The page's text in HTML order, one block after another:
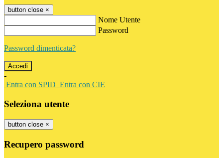
button close ×
Nome Utente
Password
Password dimenticata?
-
Entra con SPID Entra con CIE
Seleziona utente
button close ×
Recupero password